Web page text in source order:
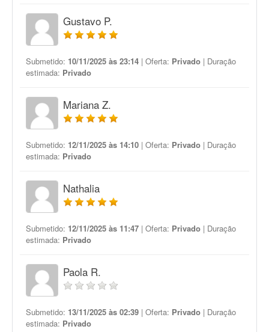
Gustavo P.
Submetido: 10/11/2025 às 23:14 | Oferta: Privado | Duração
estimada: Privado
Mariana Z.
Submetido: 12/11/2025 às 14:10 | Oferta: Privado | Duração
estimada: Privado
Nathalia
Submetido: 12/11/2025 às 11:47 | Oferta: Privado | Duração
estimada: Privado
Paola R.
Submetido: 13/11/2025 às 02:39 | Oferta: Privado | Duração
estimada: Privado